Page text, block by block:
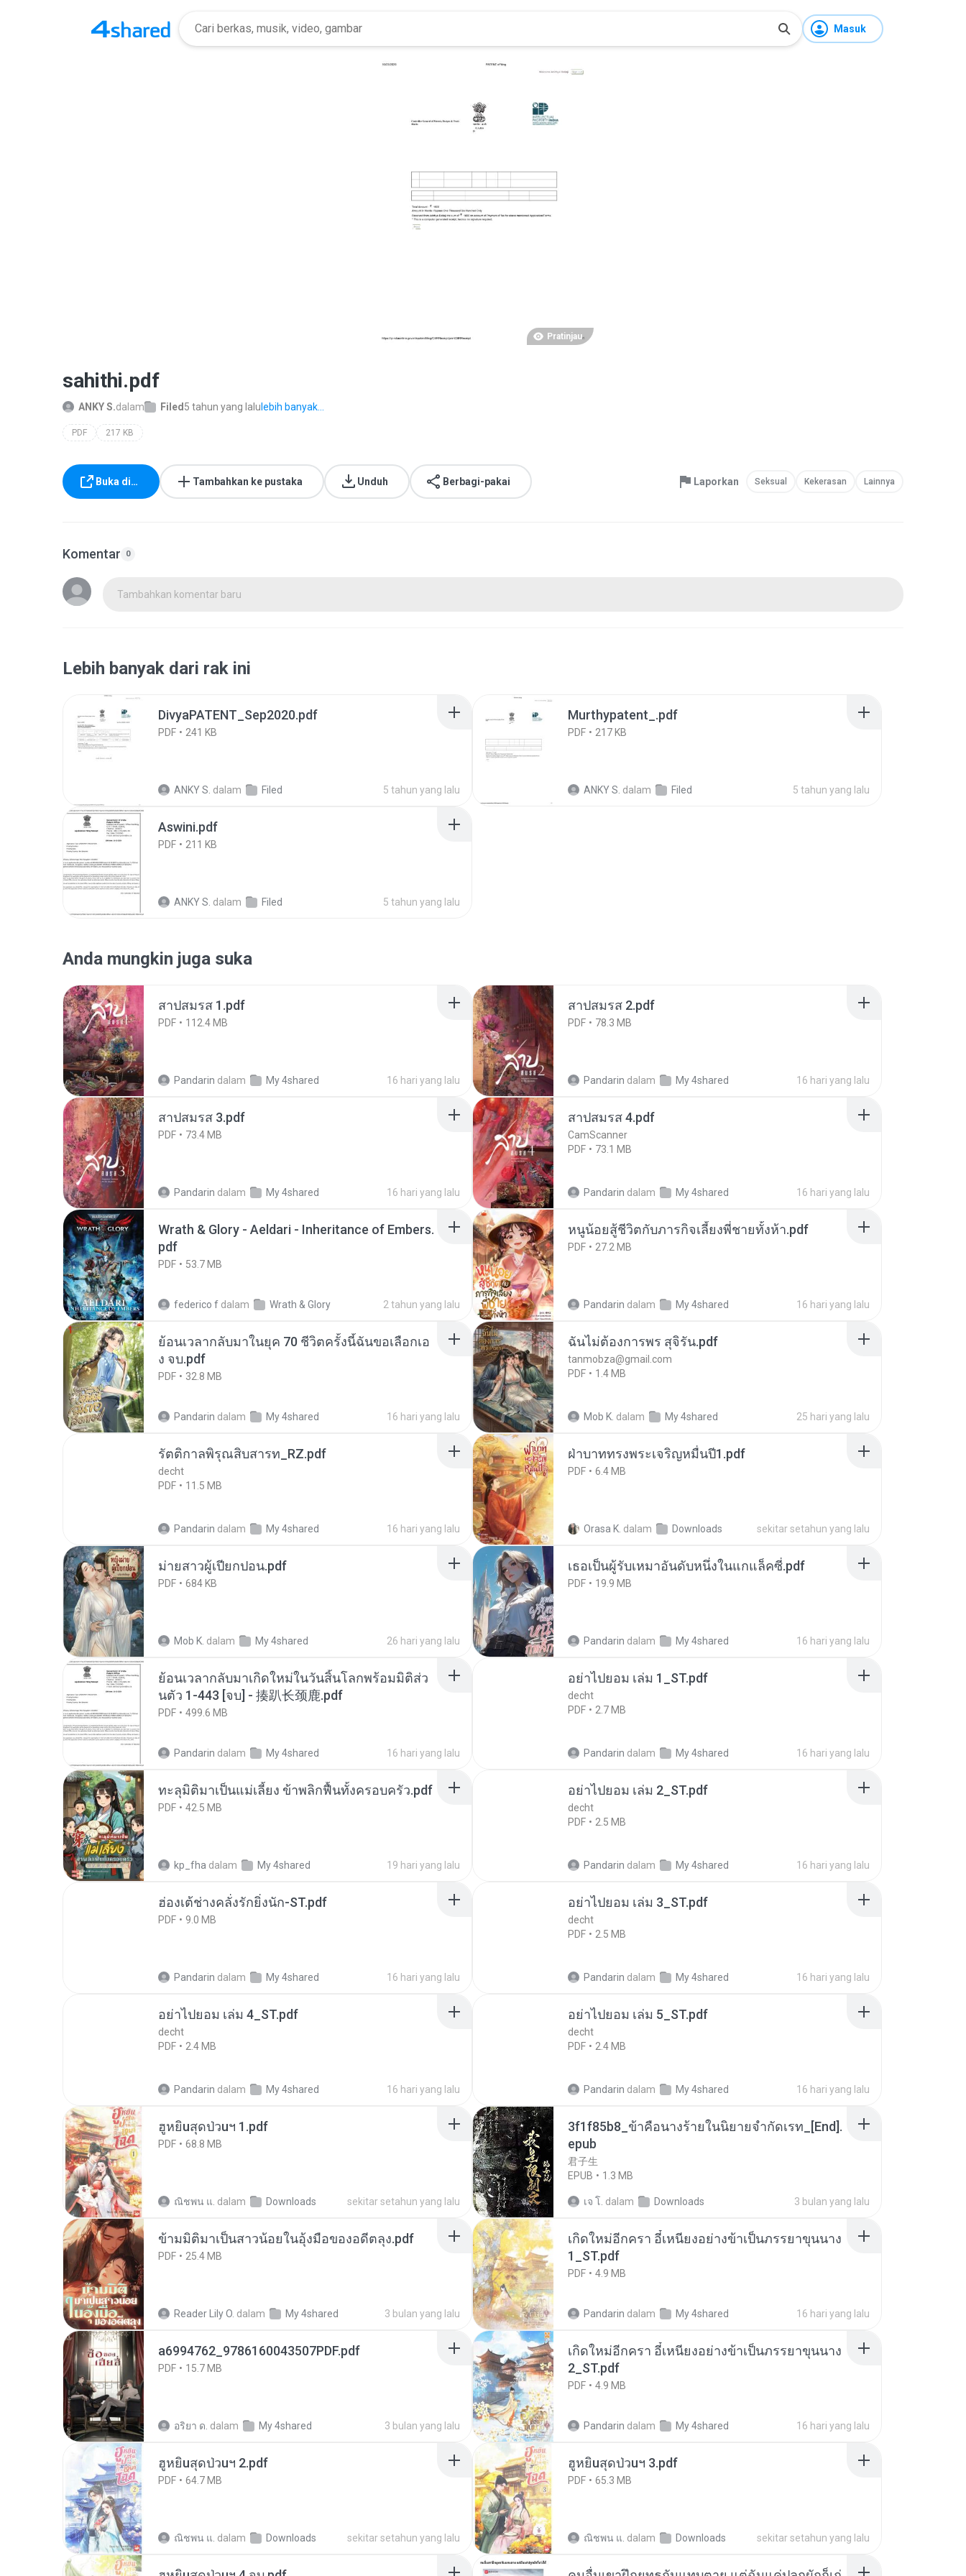
Masuk
Pratinjau
sahithi.pdf
ANKY S.dalam Filed 5 tahun yang lalu lebih banyak...
PDF 217 KB
Buka di… Tambahkan ke pustaka Unduh Berbagi-pakai Laporkan Seksual Kekerasan Lainnya
Komentar 0
Tambahkan komentar baru
Lebih banyak dari rak ini
DivyaPATENT_Sep2020.pdf
PDF 241 KB
ANKY S. dalam Filed 5 tahun yang lalu
Murthypatent_.pdf
PDF 217 KB
ANKY S. dalam Filed 5 tahun yang lalu
Aswini.pdf
PDF 211 KB
ANKY S. dalam Filed 5 tahun yang lalu
Anda mungkin juga suka
สาปสมรส 1.pdf
PDF 112.4 MB
Pandarin dalam My 4shared 16 hari yang lalu
สาปสมรส 2.pdf
PDF 78.3 MB
Pandarin dalam My 4shared 16 hari yang lalu
สาปสมรส 3.pdf
PDF 73.4 MB
Pandarin dalam My 4shared 16 hari yang lalu
สาปสมรส 4.pdf
CamScanner
PDF
73.1 MB
Pandarin dalam My 4shared 16 hari yang lalu
Wrath & Glory - Aeldari - Inheritance of Embers.
pdf
PDF 53.7 MB
federico f dalam Wrath & Glory 2 tahun yang lalu
หนูน้อยสู้ชีวิตกับภารกิจเลี้ยงพี่ชายทั้งห้า.pdf
PDF 27.2 MB
Pandarin dalam My 4shared 16 hari yang lalu
ย้อนเวลากลับมาในยุค 70 ชีวิตครั้งนี้ฉันขอเลือกเอ
ง จบ.pdf
PDF 32.8 MB
Pandarin dalam My 4shared 16 hari yang lalu
ฉันไม่ต้องการพร สุจิรัน.pdf
tanmobza@gmail.com
PDF
1.4 MB
Mob K. dalam My 4shared 25 hari yang lalu
รัตติกาลพิรุณสิบสารท_RZ.pdf
decht
PDF
11.5 MB
Pandarin dalam My 4shared 16 hari yang lalu
ฝ่าบาททรงพระเจริญหมื่นปี1.pdf
PDF 6.4 MB
Orasa K. dalam Downloads sekitar setahun yang lalu
ม่ายสาวผู้เปียกปอน.pdf
PDF 684 KB
Mob K. dalam My 4shared 26 hari yang lalu
เธอเป็นผู้รับเหมาอันดับหนึ่งในแกแล็คซี่.pdf
PDF 19.9 MB
Pandarin dalam My 4shared 16 hari yang lalu
ย้อนเวลากลับมาเกิดใหม่ในวันสิ้นโลกพร้อมมิติส่ว
นตัว 1-443 [จบ] - 揍趴长颈鹿.pdf
PDF 499.6 MB
Pandarin dalam My 4shared 16 hari yang lalu
อย่าไปยอม เล่ม 1_ST.pdf
decht
PDF
2.7 MB
Pandarin dalam My 4shared 16 hari yang lalu
ทะลุมิติมาเป็นแม่เลี้ยง ข้าพลิกฟื้นทั้งครอบครัว.pdf
PDF 42.5 MB
kp_fha dalam My 4shared 19 hari yang lalu
อย่าไปยอม เล่ม 2_ST.pdf
decht
PDF
2.5 MB
Pandarin dalam My 4shared 16 hari yang lalu
ฮ่องเต้ช่างคลั่งรักยิ่งนัก-ST.pdf
PDF 9.0 MB
Pandarin dalam My 4shared 16 hari yang lalu
อย่าไปยอม เล่ม 3_ST.pdf
decht
PDF
2.5 MB
Pandarin dalam My 4shared 16 hari yang lalu
อย่าไปยอม เล่ม 4_ST.pdf
decht
PDF
2.4 MB
Pandarin dalam My 4shared 16 hari yang lalu
อย่าไปยอม เล่ม 5_ST.pdf
decht
PDF
2.4 MB
Pandarin dalam My 4shared 16 hari yang lalu
ฮูหยิuสุดป่วuฯ 1.pdf
PDF 68.8 MB
ณิชพน แ. dalam Downloads sekitar setahun yang lalu
3f1f85b8_ข้าคือนางร้ายในนิยายจำกัดเรท_[End].
epub
君子生
EPUB
1.3 MB
เจ โ. dalam Downloads 3 bulan yang lalu
ข้ามมิติมาเป็นสาวน้อยในอุ้งมือของอดีตลุง.pdf
PDF 25.4 MB
Reader Lily O. dalam My 4shared 3 bulan yang lalu
เกิดใหม่อีกครา อี๋เหนียงอย่างข้าเป็นภรรยาขุนนาง
1_ST.pdf
PDF 4.9 MB
Pandarin dalam My 4shared 16 hari yang lalu
a6994762_9786160043507PDF.pdf
PDF 15.7 MB
อริยา ด. dalam My 4shared 3 bulan yang lalu
เกิดใหม่อีกครา อี๋เหนียงอย่างข้าเป็นภรรยาขุนนาง
2_ST.pdf
PDF 4.9 MB
Pandarin dalam My 4shared 16 hari yang lalu
ฮูหยิuสุดป่วuฯ 2.pdf
PDF 64.7 MB
ณิชพน แ. dalam Downloads sekitar setahun yang lalu
ฮูหยิuสุดป่วuฯ 3.pdf
PDF 65.3 MB
ณิชพน แ. dalam Downloads sekitar setahun yang lalu